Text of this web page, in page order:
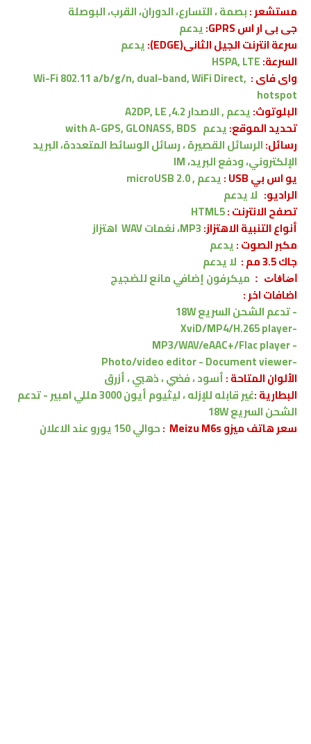
مستشعر :بصمة ، التسارع، الدوران، القرب، البوصلة
جى بى ار اس GPRS:
يدعم
سرعة انترنت الجيل الثانى(EDGE):
يدعم
السرعة:HSPA, LTE
واى فاى : Wi-Fi 802.11 a/b/g/n, dual-band, WiFi Direct,
hotspot
البلوتوث:يدعم , الاصدار4.2, A2DP, LE
تحديد الموقع:يدعم with A-GPS, GLONASS, BDS
رسائل:الرسائل القصيرة ، رسائل الوسائط المتعددة، البريد
الإلكتروني، ودفع البريد، IM
يو اس بي USB :
يدعم ,microUSB 2.0
الراديو: لايدعم
تصفح الانترنت :HTML5
أنواع التنبية الاهتزاز:
اهتزاز
مكبر الصوت :يدعم
جاك 3.5 مم :
لايدعم
اضافات : ميكرفون إضافي مانع للضجيج
اضافات اخر :
- تدعم الشحن السريع 18W
-
XviD/MP4/H.265 player
-
MP3/WAV/eAAC+/Flac player
-
Photo/video editor - Document viewer
الألوان المتاحة :أسود ، فضي ، ذهبي ، أزرق
البطارية :غير قابله للإزله ، ليثيوم أيون 3000 مللي امبير -
تدعم
الشحن السريع 18W
سعر هاتف ميزو Meizu M6s :
حوالي 150 يورو عند الاعلان